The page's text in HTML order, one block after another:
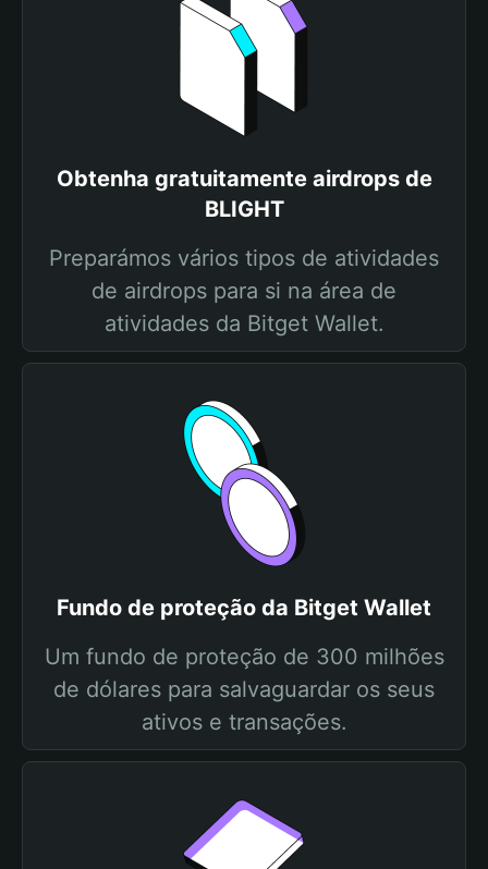
Obtenha gratuitamente airdrops de
BLIGHT
Preparámos vários tipos de atividades
de airdrops para si na área de
atividades da Bitget Wallet.
Fundo de proteção da Bitget Wallet
Um fundo de proteção de 300 milhões
de dólares para salvaguardar os seus
ativos e transações.